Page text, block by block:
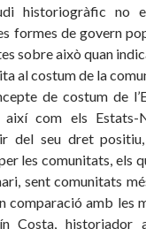
historiogràfic no
formes de govern
sobre això quan
al costum de la
de costum de
com els Estats-
del seu dret
les comunitats, els
sent comunitats
comparació amb les
Costa, historiador